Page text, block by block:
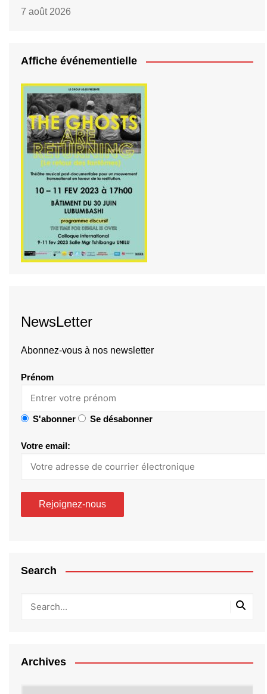
7 août 2026
Affiche événementielle
NewsLetter
Abonnez-vous à nos newsletter
Prénom
S'abonner Se désabonner
Votre email:
Search
Archives